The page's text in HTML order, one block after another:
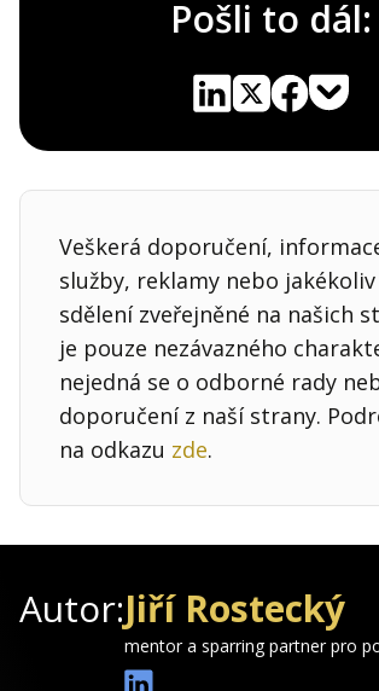
Pošli to dál:
Veškerá doporučení,
služby, reklamy nebo
sdělení zveřejněné na našich
je pouze nezávazného
nejedná se o odborné rady
doporučení z naší strany.
na odkazu zde.
Autor:Jiří Rostecký
mentor a sparring partner pro